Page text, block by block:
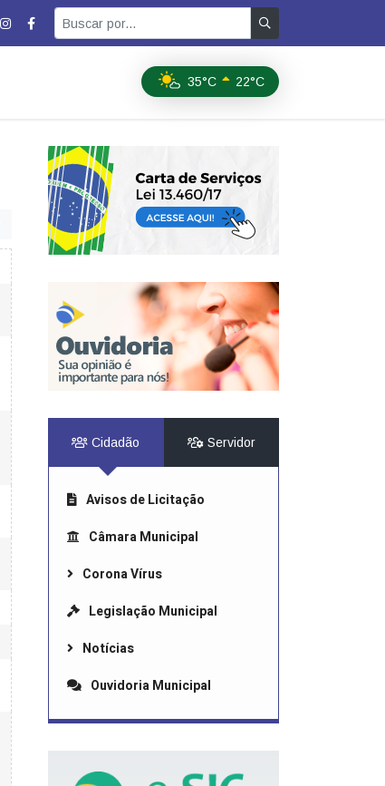
35°C 22°C
Cidadão Servidor
Avisos de Licitação
Câmara Municipal
Corona Vírus
Legislação Municipal
Notícias
Ouvidoria Municipal